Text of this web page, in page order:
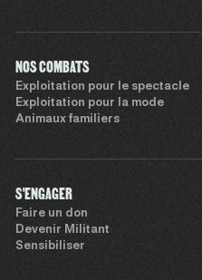
NOS COMBATS
Exploitation pour le spectacle
Exploitation pour la mode
Animaux familiers
S'ENGAGER
Faire un don
Devenir Militant
Sensibiliser